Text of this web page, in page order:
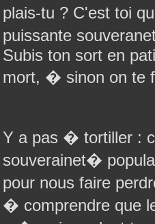
plais-tu ? C'est toi
puissante
Subis ton sort en
mort, � sinon on te
Y a pas � tortiller :
souverainet�
pour nous faire
� comprendre que